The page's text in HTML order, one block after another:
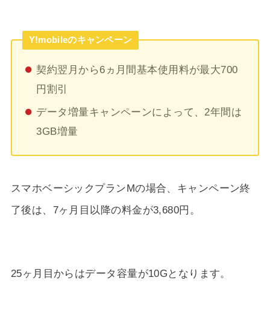
Y!mobileのキャンペーン
契約翌月から6ヵ月間基本使用料が最大700
円割引
データ増量キャンペーンによって、2年間は
3GB増量
スマホベーシックプランMの場合、キャンペーン終
了後は、7ヶ月目以降の料金が3,680円。
25ヶ月目からはデータ容量が10Gとなります。